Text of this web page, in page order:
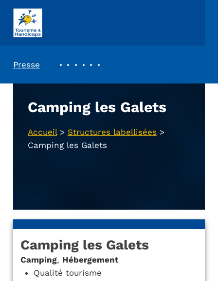
ASSOCIATION TOURISME ET HANDICAPS
Presse
Camping les Galets
Accueil> Structures labellisées >
Camping les Galets
Camping les Galets
Camping, Hébergement
Qualité tourisme